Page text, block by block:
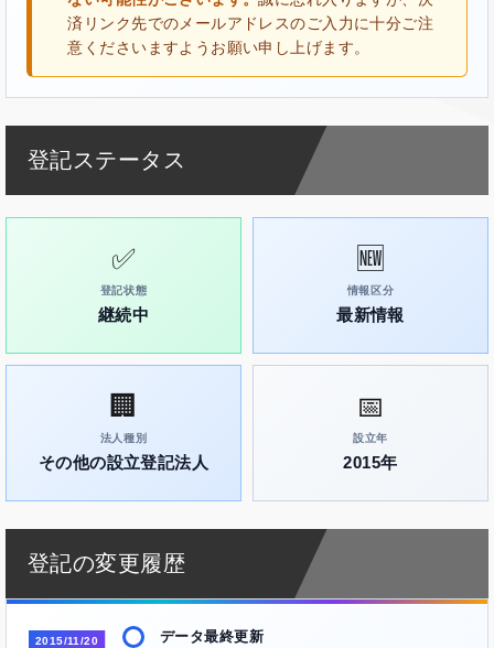
済リンク先でのメールアドレスのご入力に十分ご注
意くださいますようお願い申し上げます。
登記ステータス
✅
登記状態
継続中
🆕
情報区分
最新情報
🏢
法人種別
その他の設立登記法人
📅
設立年
2015年
登記の変更履歴
2015/11/20 データ最終更新